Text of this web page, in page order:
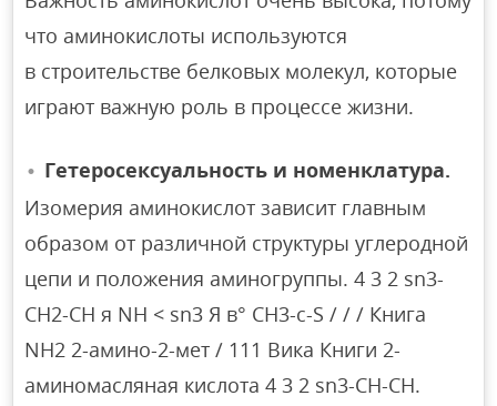
что аминокислоты используются
в строительстве белковых молекул, которые
играют важную роль в процессе жизни.
Гетеросексуальность и номенклатура.
Изомерия аминокислот зависит главным
образом от различной структуры углеродной
цепи и положения аминогруппы. 4 3 2 sn3-
СН2-СН я NH < sn3 Я в° СН3-с-S / / / Книга
NH2 2-амино-2-мет / 111 Вика Книги 2-
аминомасляная кислота 4 3 2 sn3-СН-СН.